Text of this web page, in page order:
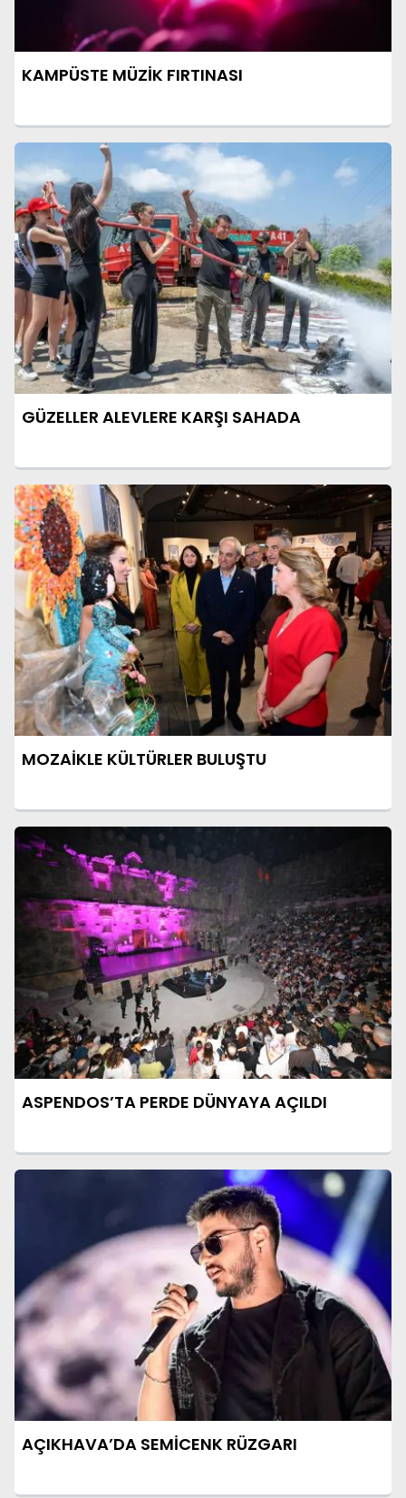
KAMPÜSTE MÜZİK FIRTINASI
GÜZELLER ALEVLERE KARŞI SAHADA
MOZAİKLE KÜLTÜRLER BULUŞTU
ASPENDOS’TA PERDE DÜNYAYA AÇILDI
AÇIKHAVA’DA SEMİCENK RÜZGARI